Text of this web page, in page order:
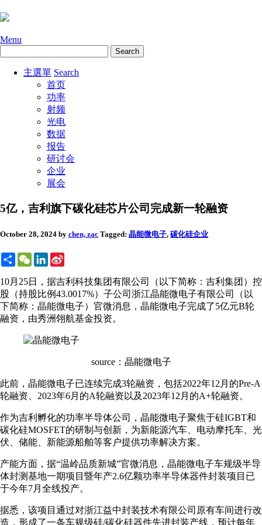
Menu
主選單 Search
首页
功率
射频
光电
数据
报告
研讨会
企业
展会
5亿，吉利旗下碳化硅芯片公司完成新一轮融资
October 28, 2024 by chen, zac Tagged: 晶能微电子, 碳化硅企业
ShareWeChatLinkedIn
10月25日，据吉利科技集团有限公司（以下简称：吉利集团）控
股（持股比例43.0017%）子公司浙江晶能微电子有限公司（以
下简称：晶能微电子）官微消息，晶能微电子完成了5亿元B轮
融资，由秀洲翎航基金投资。
source：晶能微电子
此前，晶能微电子已连续完成3轮融资，包括2022年12月的Pre-A
轮融资、2023年6月的A轮融资以及2023年12月的A+轮融资。
作为吉利孵化的功率半导体公司，晶能微电子聚焦于硅IGBT和
碳化硅MOSFET的研制与创新，为新能源汽车、电动摩托车、光
伏、储能、新能源船舶等客户提供功率解决方案。
产能方面，据“温岭品质新城”官微消息，晶能微电子车规级半导
体封测基地一期项目暨年产2.6亿颗功率半导体器件封装项目已
于今年7月全线投产。
据悉，该项目通过对浙江益中封装技术有限公司原有车间进行改
造，形成了一条车规级硅/碳化硅器件先进封装产线，预计每年